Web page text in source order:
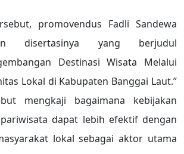
promovendus Fadli Sandewa
disertasinya yang berjudul
Destinasi Wisata Melalui
Lokal di Kabupaten Banggai Laut.”
mengkaji bagaimana kebijakan
dapat lebih efektif dengan
lokal sebagai aktor utama